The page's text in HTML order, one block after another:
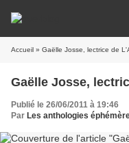
Accueil » Gaëlle Josse, lectrice de
Gaëlle Josse,
Publié le 26/06/2011 à 19:46
Par Les anthologies